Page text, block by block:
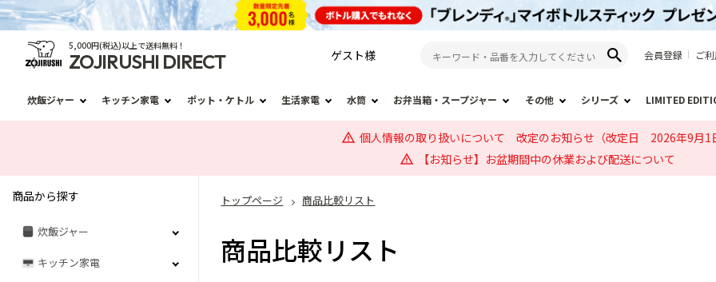
5,000円(税込)以上で送料無料！
ZOJIRUSHI DIRECT ゲスト様 会員登録 ご
炊飯ジャー キッチン家電 ポット・ケトル 生活家電 水筒 お弁当箱・スープジャー その他 シリーズ LIMITED
個人情報の取り扱いについて 改定のお知らせ（改定日 2026年9月1
【お知らせ】お盆期間中の休業および配送について
トップページ 商品比較リスト
商品比較リスト
商品から探す
炊飯ジャー
キッチン家電